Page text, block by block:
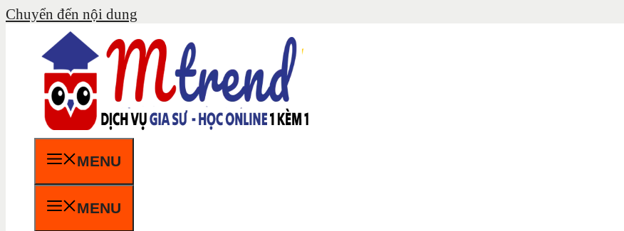
Chuyển đến nội dung
MENU
MENU